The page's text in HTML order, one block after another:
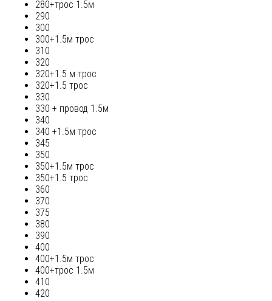
280+трос 1.5м
290
300
300+1.5м трос
310
320
320+1.5 м трос
320+1.5 трос
330
330 + провод 1.5м
340
340 +1.5м трос
345
350
350+1.5м трос
350+1.5 трос
360
370
375
380
390
400
400+1.5м трос
400+трос 1.5м
410
420